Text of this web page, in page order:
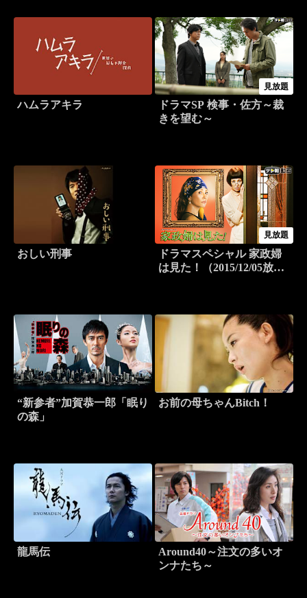
ハムラアキラ
見放題
ドラマSP 検事・佐方～裁
きを望む～
おしい刑事
見放題
ドラマスペシャル 家政婦
は見た！（2015/12/05放送
“新参者”加賀恭一郎「眠り
の森」
お前の母ちゃんBitch！
龍馬伝
Around40～注文の多いオ
ンナたち～